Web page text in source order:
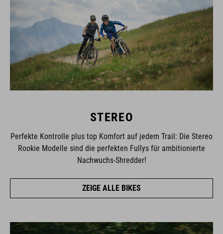
STEREO
Perfekte Kontrolle plus top Komfort auf jedem Trail: Die Stereo
Rookie Modelle sind die perfekten Fullys für ambitionierte
Nachwuchs-Shredder!
ZEIGE ALLE BIKES